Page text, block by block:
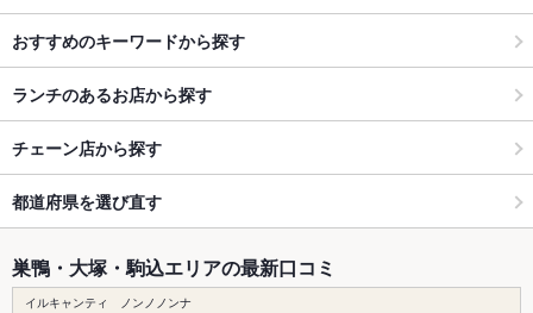
おすすめのキーワードから探す
ランチのあるお店から探す
チェーン店から探す
都道府県を選び直す
巣鴨・大塚・駒込エリアの最新口コミ
イルキャンティ ノンノノンナ